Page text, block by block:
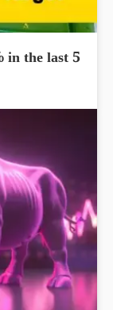
in the last 5